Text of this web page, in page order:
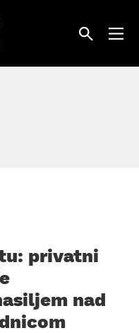
privatni
nad